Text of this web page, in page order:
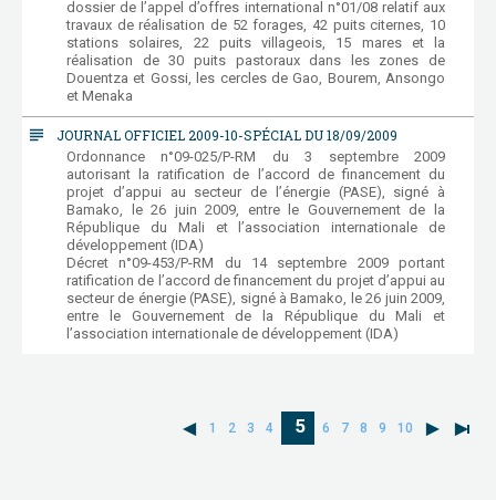
dossier de l’appel d’offres international n°01/08 relatif aux
travaux de réalisation de 52 forages, 42 puits citernes, 10
stations solaires, 22 puits villageois, 15 mares et la
réalisation de 30 puits pastoraux dans les zones de
Douentza et Gossi, les cercles de Gao, Bourem, Ansongo
et Menaka
subject JOURNAL OFFICIEL 2009-10-SPÉCIAL DU 18/09/2009
Ordonnance n°09-025/P-RM du 3 septembre 2009
autorisant la ratification de l’accord de financement du
projet d’appui au secteur de l’énergie (PASE), signé à
Bamako, le 26 juin 2009, entre le Gouvernement de la
République du Mali et l’association internationale de
développement (IDA)
Décret n°09-453/P-RM du 14 septembre 2009 portant
ratification de l’accord de financement du projet d’appui au
secteur de énergie (PASE), signé à Bamako, le 26 juin 2009,
entre le Gouvernement de la République du Mali et
l’association internationale de développement (IDA)
1 2 3 4 5 6 7 8 9 10